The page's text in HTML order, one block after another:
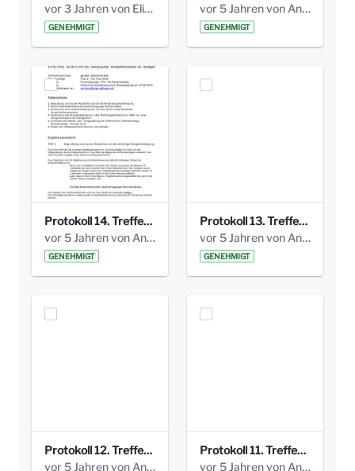
vor 3 Jahren von Elisa Söll
GENEHMIGT
vor 5 Jahren von Anni Schlumberger
GENEHMIGT
Protokoll 14. Treffen 20160613 AG Bismarckplatz.pdf
vor 5 Jahren von Anni Schlumberger
GENEHMIGT
Protokoll 13. Treffen 20151130 AG Bismarckplatz.pdf
vor 5 Jahren von Anni Schlumberger
GENEHMIGT
Protokoll 12. Treffen 20150921 AG Bismarckplatz.pdf
vor 5 Jahren von Anni Schlumberger
Protokoll 11. Treffen 20150901 AG Bismarckplatz.pdf
vor 5 Jahren von Anni Schlumberger